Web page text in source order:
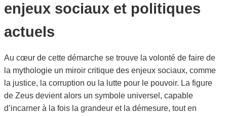
enjeux sociaux et politiques
actuels
Au cœur de cette démarche se trouve la volonté de faire de
la mythologie un miroir critique des enjeux sociaux, comme
la justice, la corruption ou la lutte pour le pouvoir. La figure
de Zeus devient alors un symbole universel, capable
d’incarner à la fois la grandeur et la démesure, tout en